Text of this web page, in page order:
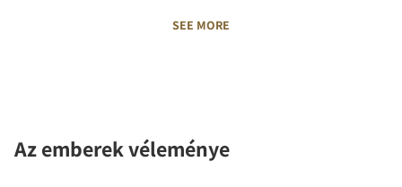
SEE MORE
Az emberek véleménye